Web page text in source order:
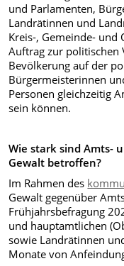
und Parlamenten,
Landrätinnen und
Kreis-, Gemeinde- und
Auftrag zur politischen
Bevölkerung auf der
Bürgermeisterinnen
Personen gleichzeitig
sein können.
Wie stark sind Amts-
Gewalt betroffen?
Im Rahmen des
Gewalt gegenüber
Frühjahrsbefragung
und hauptamtlichen
sowie Landrätinnen
Monate von